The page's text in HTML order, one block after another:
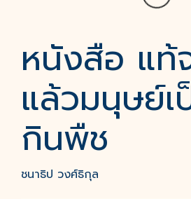
หนังสือ แท้
แล้วมนุษย์
กินพืช
ชนาธิป วงศ์ธิกุล